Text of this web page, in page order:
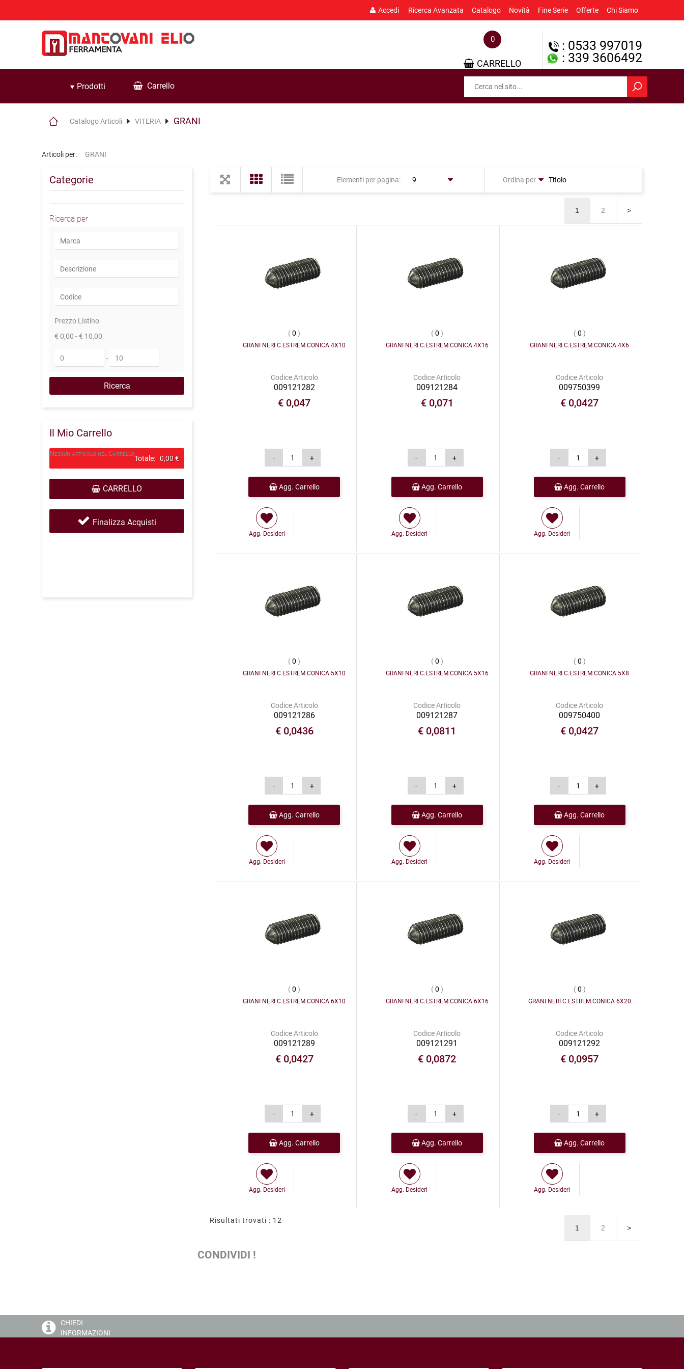
Ricerca Avanzata Catalogo Novità Fine Serie Offerte Chi Siamo
Accedi
: 0533 997019
: 339 3606492
0
CARRELLO
Prodotti Carrello
Catalogo Articoli VITERIA GRANI
Articoli per: GRANI
Categorie
Ricerca per
Prezzo Listino
€ 0,00 - € 10,00
-
Il Mio Carrello
Nessun articolo nel Carrello
Totale: 0,00 €
CARRELLO
Finalizza Acquisti
Elementi per pagina: Ordina per
1 2 >
(0)
GRANI NERI C.ESTREM.CONICA 4X10
Codice Articolo
009121282
€ 0,047
Agg. Carrello
Agg. Desideri
(0 )
GRANI NERI C.ESTREM.CONICA 4X16
Codice Articolo
009121284
€ 0,071
Agg. Carrello
Agg. Desideri
(0 )
GRANI NERI C.ESTREM.CONICA 4X6
Codice Articolo
009750399
€ 0,0427
Agg. Carrello
Agg. Desideri
(0)
GRANI NERI C.ESTREM.CONICA 5X10
Codice Articolo
009121286
€ 0,0436
Agg. Carrello
Agg. Desideri
(0 )
GRANI NERI C.ESTREM.CONICA 5X16
Codice Articolo
009121287
€ 0,0811
Agg. Carrello
Agg. Desideri
(0 )
GRANI NERI C.ESTREM.CONICA 5X8
Codice Articolo
009750400
€ 0,0427
Agg. Carrello
Agg. Desideri
(0)
GRANI NERI C.ESTREM.CONICA 6X10
Codice Articolo
009121289
€ 0,0427
Agg. Carrello
Agg. Desideri
(0 )
GRANI NERI C.ESTREM.CONICA 6X16
Codice Articolo
009121291
€ 0,0872
Agg. Carrello
Agg. Desideri
(0 )
GRANI NERI C.ESTREM.CONICA 6X20
Codice Articolo
009121292
€ 0,0957
Agg. Carrello
Agg. Desideri
Risultati trovati : 12
1
2 >
CONDIVIDI !
CHIEDI
INFORMAZIONI